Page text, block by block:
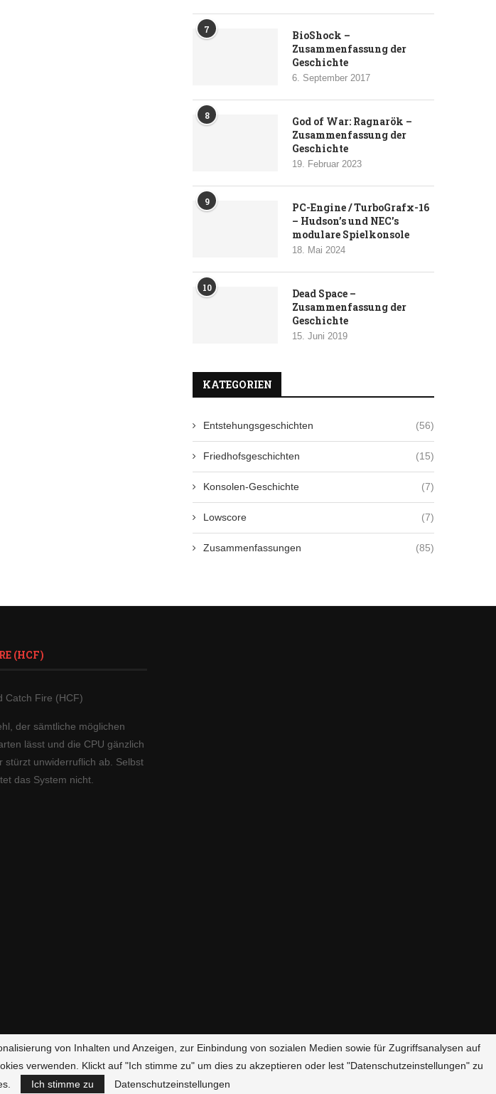
7
BioShock –
Zusammenfassung der
Geschichte
6. September 2017
8
God of War: Ragnarök –
Zusammenfassung der
Geschichte
19. Februar 2023
9
PC-Engine / TurboGrafx-16
– Hudson’s und NEC’s
modulare Spielkonsole
18. Mai 2024
10
Dead Space –
Zusammenfassung der
Geschichte
15. Juni 2019
KATEGORIEN
Entstehungsgeschichten (56)
Friedhofsgeschichten (15)
Konsolen-Geschichte (7)
Lowscore (7)
Zusammenfassungen (85)
(HCF)
der sämtliche möglichen
lässt und die CPU gänzlich
stürzt unwiderruflich ab. Selbst
das System nicht.
Impressum|Haftungsausschluss
von Inhalten und Anzeigen, zur Einbindung von sozialen Medien sowie für Zugriffsanalysen auf
verwenden. Klickt auf "Ich stimme zu" um dies zu akzeptieren oder lest "Datenschutzeinstellungen" zu
Ich stimme zu Datenschutzeinstellungen